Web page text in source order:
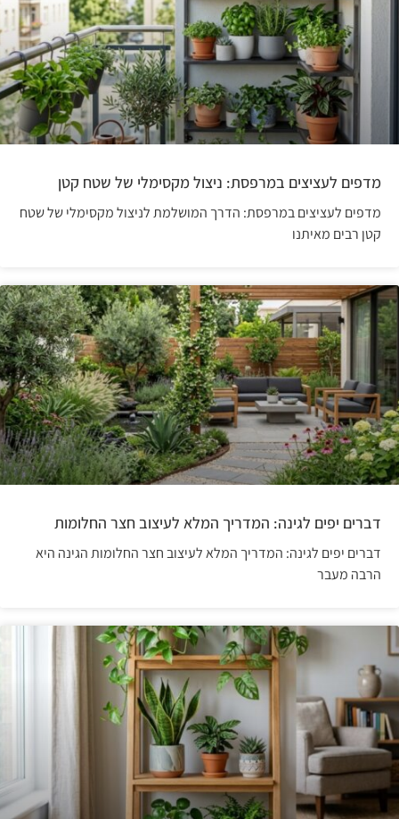
מדפים לעציצים במרפסת: ניצול מקסימלי של שטח קטן
מדפים לעציצים במרפסת: הדרך המושלמת לניצול מקסימלי של שטח
קטן רבים מאיתנו
דברים יפים לגינה: המדריך המלא לעיצוב חצר החלומות
דברים יפים לגינה: המדריך המלא לעיצוב חצר החלומות הגינה היא
הרבה מעבר